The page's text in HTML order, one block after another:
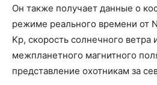
Он также получает данные о
режиме реального времени от
Kp, скорость солнечного ветра
межпланетного магнитного
представление охотникам за